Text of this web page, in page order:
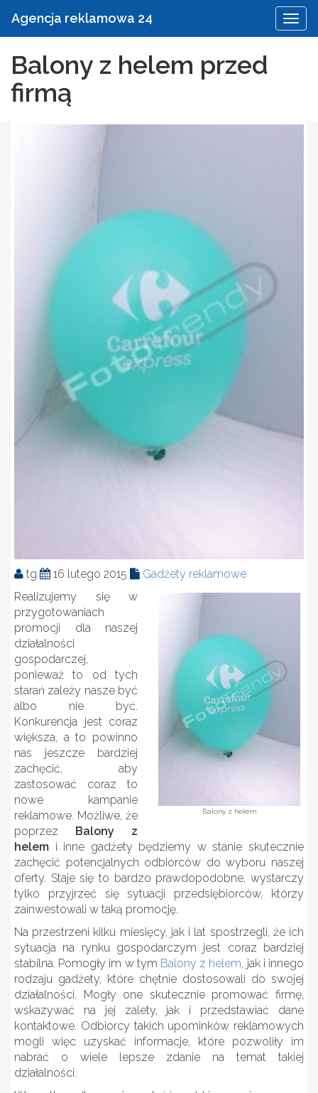
Agencja reklamowa 24
Balony z helem przed
firmą
tg 16 lutego 2015 Gadżety reklamowe
Balony z helem
Realizujemy się w
przygotowaniach
promocji dla naszej
działalności
gospodarczej,
ponieważ to od tych
starań zależy nasze być
albo nie być.
Konkurencja jest coraz
większa, a to powinno
nas jeszcze bardziej
zachęcić, aby
zastosować coraz to
nowe kampanie
reklamowe. Możliwe, że
poprzez Balony z
helem i inne gadżety będziemy w stanie skutecznie
zachęcić potencjalnych odbiorców do wyboru naszej
oferty. Staje się to bardzo prawdopodobne, wystarczy
tylko przyjrzeć się sytuacji przedsiębiorców, którzy
zainwestowali w taką promocję.
Na przestrzeni kilku miesięcy, jak i lat spostrzegli, że ich
sytuacja na rynku gospodarczym jest coraz bardziej
stabilna. Pomogły im w tym Balony z helem, jak i innego
rodzaju gadżety, które chętnie dostosowali do swojej
działalności. Mogły one skutecznie promować firmę,
wskazywać na jej zalety, jak i przedstawiać dane
kontaktowe. Odbiorcy takich upominków reklamowych
mogli więc uzyskać informacje, które pozwoliły im
nabrać o wiele lepsze zdanie na temat takiej
działalności.